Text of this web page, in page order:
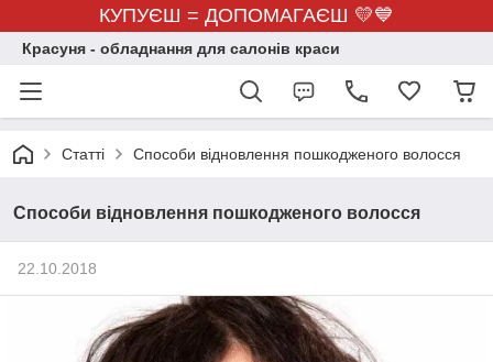
КУПУЄШ = ДОПОМАГАЄШ 💛💙
Красуня - обладнання для салонів краси
Статті Способи відновлення пошкодженого волосся
Способи відновлення пошкодженого волосся
22.10.2018